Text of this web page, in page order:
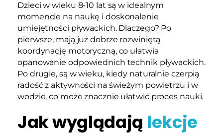
Dzieci w wieku 8-10 lat są w idealnym
momencie na naukę i doskonalenie
umiejętności pływackich. Dlaczego? Po
pierwsze, mają już dobrze rozwiniętą
koordynację motoryczną, co ułatwia
opanowanie odpowiednich technik pływackich.
Po drugie, są w wieku, kiedy naturalnie czerpią
radość z aktywności na świeżym powietrzu i w
wodzie, co może znacznie ułatwić proces nauki.
Jak wyglądają lekcje